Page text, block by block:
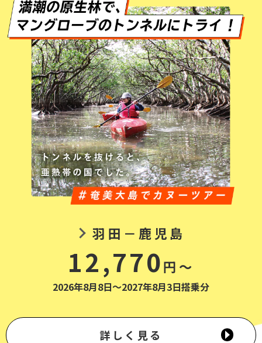
羽田－鹿児島
12,770円～
2026年8月8日～2027年8月3日搭乗分
詳しく見る